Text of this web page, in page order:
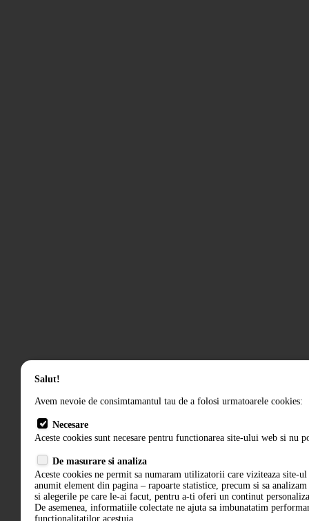
Salut!
Avem nevoie de consimtamantul tau de a folosi urmatoarele cookies:
Necesare
Aceste cookies sunt necesare pentru functionarea site-ului web si nu
De masurare si analiza
Aceste cookies ne permit sa numaram utilizatorii care viziteaza site-ul
anumit element din pagina – rapoarte statistice, precum si sa
si alegerile pe care le-ai facut, pentru a-ti oferi un continut
De asemenea, informatiile colectate ne ajuta sa imbunatatim
functionalitatilor acestuia.